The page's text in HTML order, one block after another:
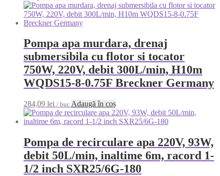
Pompa apa murdara, drenaj
submersibila cu flotor si tocator
750W, 220V, debit 300L/min, H10m
WQDS15-8-0.75F Breckner Germany
284,09 lei / buc Adaugă în coș
Pompa de recirculare apa 220V, 93W,
debit 50L/min, inaltime 6m, racord 1-
1/2 inch SXR25/6G-180